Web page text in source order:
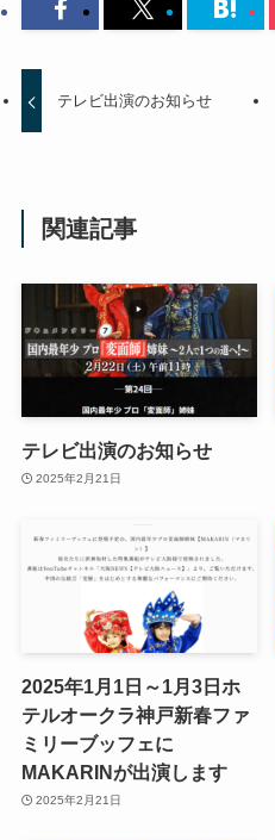
テレビ出演のお知らせ
関連記事
テレビ出演のお知らせ
2025年2月21日
2025年1月1日～1月3日ホ
テルオークラ神戸新春ファ
ミリーブッフェに
MAKARINが出演します
2025年2月21日